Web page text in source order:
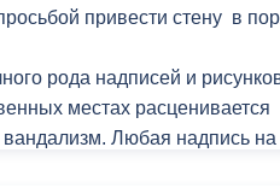
для жизни».
привести стену в
рода надписей и
местах расценивается
вандализм. Любая надпись на